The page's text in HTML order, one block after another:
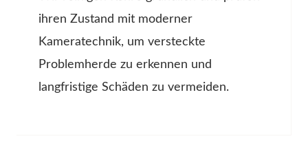
ihren Zustand mit moderner
Kameratechnik, um versteckte
Problemherde zu erkennen und
langfristige Schäden zu vermeiden.